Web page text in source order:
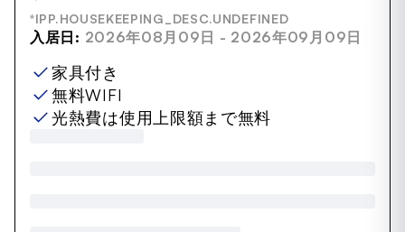
*IPP.HOUSEKEEPING_DESC.UNDEFINED
入居日: 2026年08月09日 - 2026年09月09日
家具付き
無料WIFI
光熱費は使用上限額まで無料